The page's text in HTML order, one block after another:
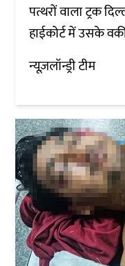
पत्थरों वाला ट्रक
हाईकोर्ट में उसके
न्यूज़लॉन्ड्री टीम